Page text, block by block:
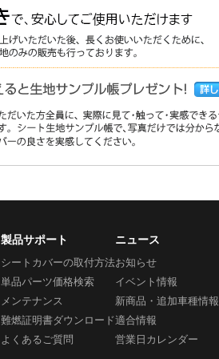
製品サポート
シートカバーの取付方法
単品パーツ価格検索
メンテナンス
難燃証明書ダウンロード
よくあるご質問
ニュース
お知らせ
イベント情報
新商品・追加車種情報
適合情報
営業日カレンダー